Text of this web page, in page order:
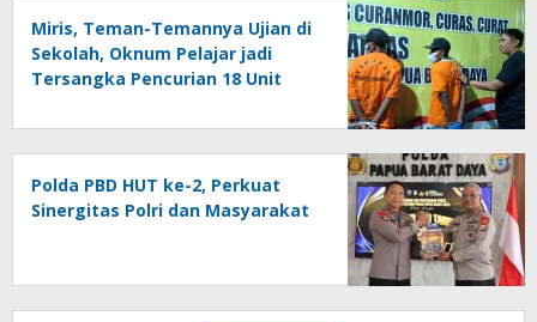
Miris, Teman-Temannya Ujian di
Sekolah, Oknum Pelajar jadi
Tersangka Pencurian 18 Unit
Polda PBD HUT ke-2, Perkuat
Sinergitas Polri dan Masyarakat